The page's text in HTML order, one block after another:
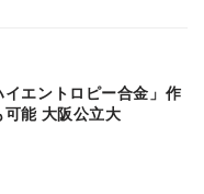
イエントロピー合金」作
能 大阪公立大